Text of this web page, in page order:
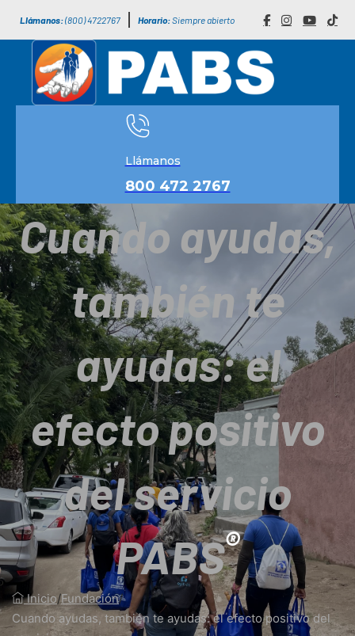
Llámanos:(800) 4722767 Horario:Siempre abierto
Llámanos
800 472 2767
Cuando ayudas,
también te
ayudas: el
efecto positivo
del servicio
PABS®
Inicio/Fundación/
Cuando ayudas, también te ayudas: el efecto positivo del